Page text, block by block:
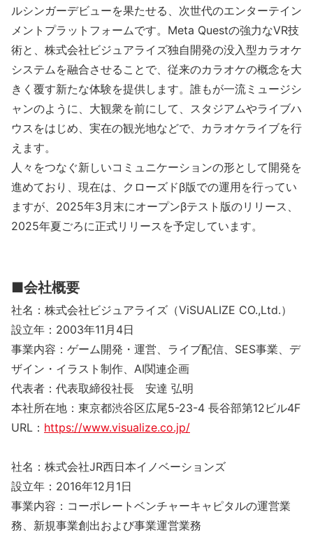
ルシンガーデビューを果たせる、次世代のエンターテイン
メントプラットフォームです。Meta Questの強力なVR技
術と、株式会社ビジュアライズ独自開発の没入型カラオケ
システムを融合させることで、従来のカラオケの概念を大
きく覆す新たな体験を提供します。誰もが一流ミュージシ
ャンのように、大観衆を前にして、スタジアムやライブハ
ウスをはじめ、実在の観光地などで、カラオケライブを行
えます。
人々をつなぐ新しいコミュニケーションの形として開発を
進めており、現在は、クローズドβ版での運用を行ってい
ますが、2025年3月末にオープンβテスト版のリリース、
2025年夏ごろに正式リリースを予定しています。
■会社概要
社名：株式会社ビジュアライズ（ViSUALIZE CO.,Ltd.）
設立年：2003年11月4日
事業内容：ゲーム開発・運営、ライブ配信、SES事業、デ
ザイン・イラスト制作、AI関連企画
代表者：代表取締役社長 安達 弘明
本社所在地：東京都渋谷区広尾5-23-4 長谷部第12ビル4F
URL： https://www.visualize.co.jp/
社名：株式会社JR西日本イノベーションズ
設立年：2016年12月1日
事業内容：コーポレートベンチャーキャピタルの運営業
務、新規事業創出および事業運営業務